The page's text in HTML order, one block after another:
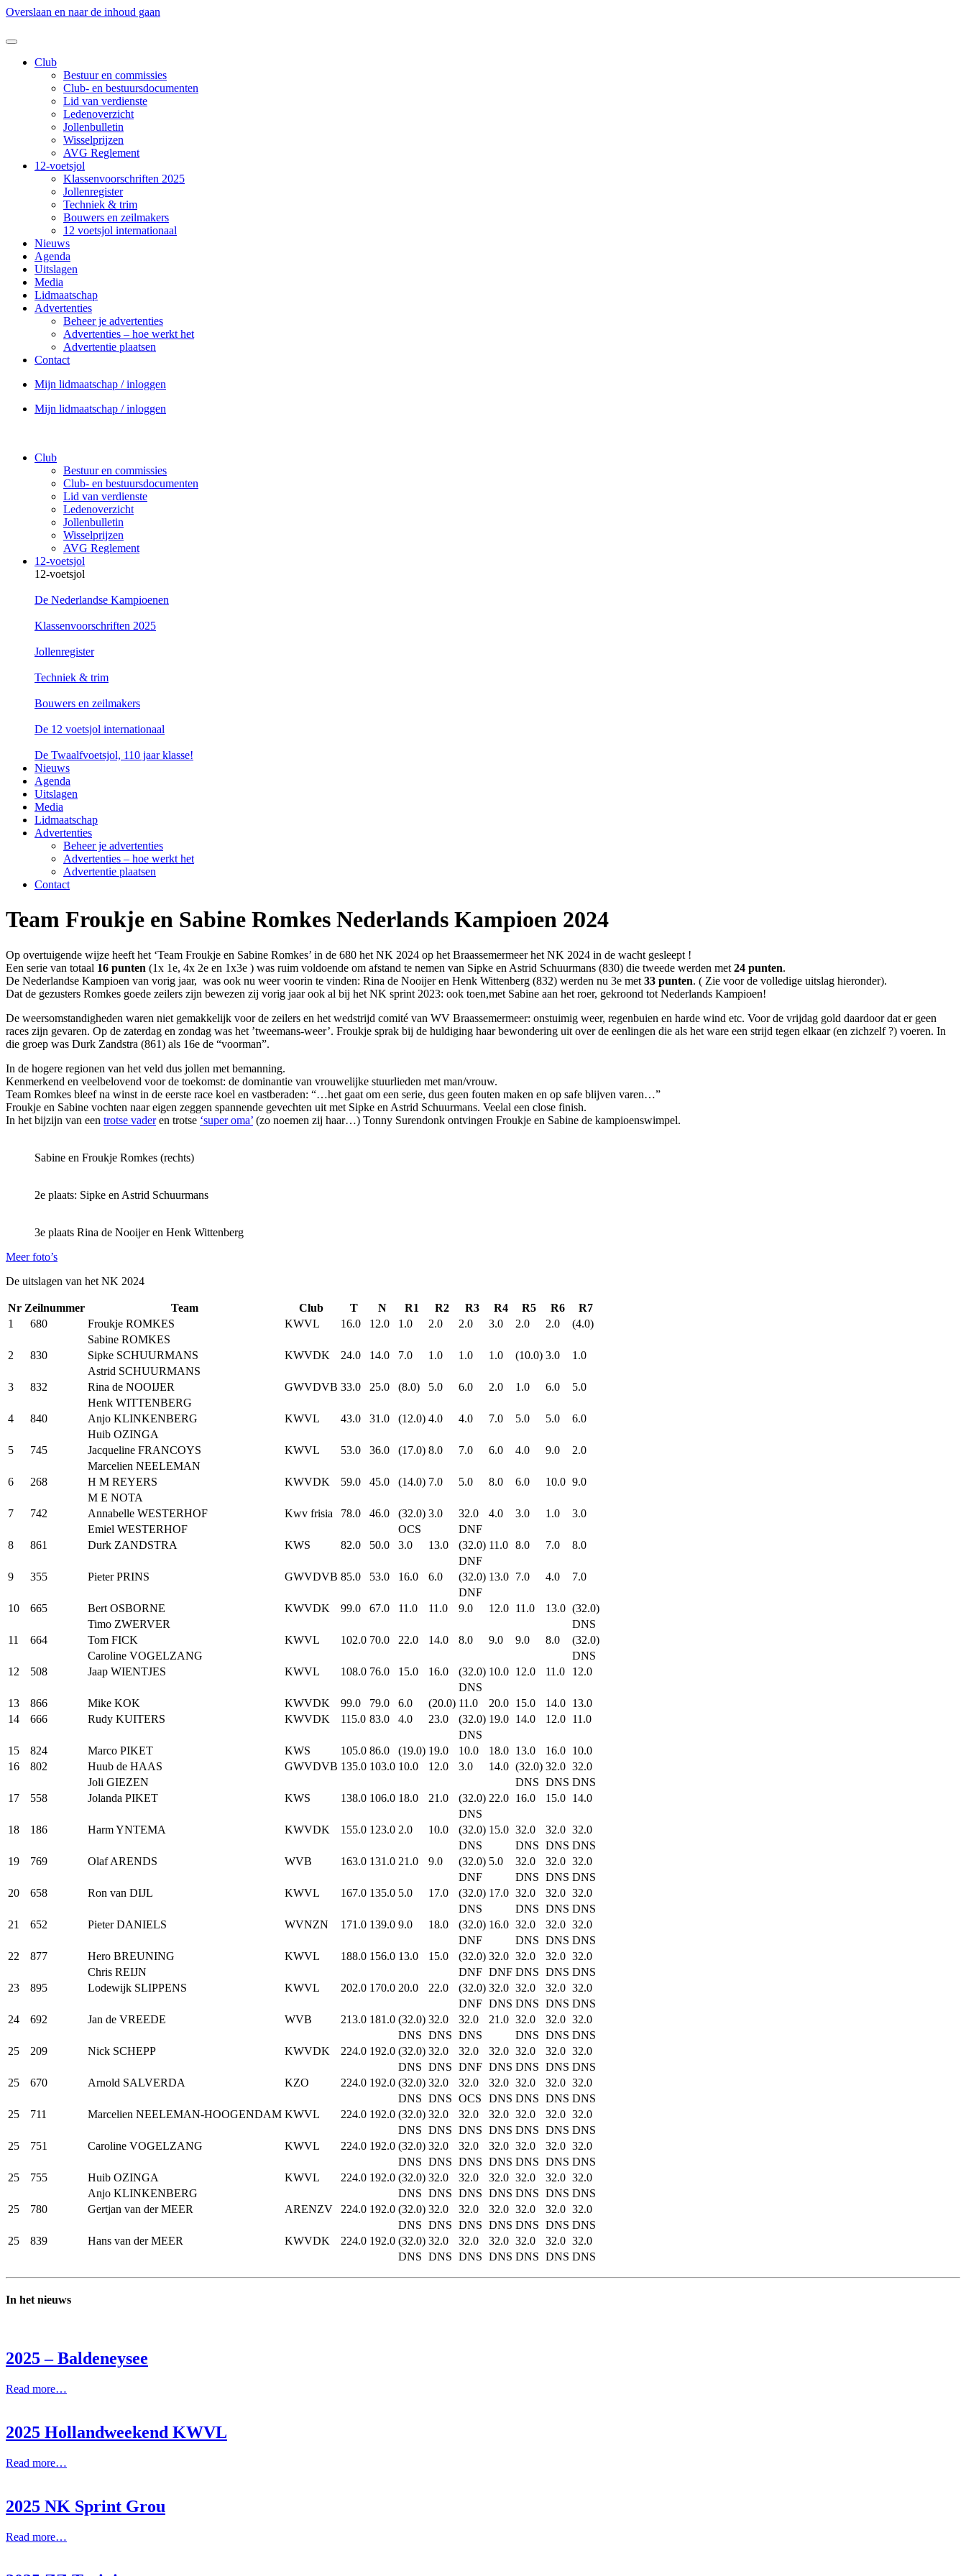
Overslaan en naar de inhoud gaan
Club
Bestuur en commissies
Club- en bestuursdocumenten
Lid van verdienste
Ledenoverzicht
Jollenbulletin
Wisselprijzen
AVG Reglement
12-voetsjol
Klassenvoorschriften 2025
Jollenregister
Techniek & trim
Bouwers en zeilmakers
12 voetsjol internationaal
Nieuws
Agenda
Uitslagen
Media
Lidmaatschap
Advertenties
Beheer je advertenties
Advertenties – hoe werkt het
Advertentie plaatsen
Contact
Mijn lidmaatschap / inloggen
Mijn lidmaatschap / inloggen
Club
Bestuur en commissies
Club- en bestuursdocumenten
Lid van verdienste
Ledenoverzicht
Jollenbulletin
Wisselprijzen
AVG Reglement
12-voetsjol
12-voetsjol
De Nederlandse Kampioenen
Klassenvoorschriften 2025
Jollenregister
Techniek & trim
Bouwers en zeilmakers
De 12 voetsjol internationaal
De Twaalfvoetsjol, 110 jaar klasse!
Nieuws
Agenda
Uitslagen
Media
Lidmaatschap
Advertenties
Beheer je advertenties
Advertenties – hoe werkt het
Advertentie plaatsen
Contact
Team Froukje en Sabine Romkes Nederlands Kampioen 2024
Op overtuigende wijze heeft het ‘Team Froukje en Sabine Romkes’ in de 680 het NK 2024 op het Braassemermeer het NK 2024 in de wacht gesleept !
Een serie van totaal 16 punten (1x 1e, 4x 2e en 1x3e ) was ruim voldoende om afstand te nemen van Sipke en Astrid Schuurmans (830) die tweede werden met 24 punten.
De Nederlandse Kampioen van vorig jaar, was ook nu weer voorin te vinden: Rina de Nooijer en Henk Wittenberg (832) werden nu 3e met 33 punten. ( Zie voor de volledige uitslag hieronder).
Dat de gezusters Romkes goede zeilers zijn bewezen zij vorig jaar ook al bij het NK sprint 2023: ook toen,met Sabine aan het roer, gekroond tot Nederlands Kampioen!
De weersomstandigheden waren niet gemakkelijk voor de zeilers en het wedstrijd comité van WV Braassemermeer: onstuimig weer, regenbuien en harde wind etc. Voor de vrijdag gold daardoor dat er geen
races zijn gevaren. Op de zaterdag en zondag was het ’tweemans-weer’. Froukje sprak bij de huldiging haar bewondering uit over de eenlingen die als het ware een strijd tegen elkaar (en zichzelf ?) voeren. In
die groep was Durk Zandstra (861) als 16e de “voorman”.
In de hogere regionen van het veld dus jollen met bemanning.
Kenmerkend en veelbelovend voor de toekomst: de dominantie van vrouwelijke stuurlieden met man/vrouw.
Team Romkes bleef na winst in de eerste race koel en vastberaden: “…het gaat om een serie, dus geen fouten maken en op safe blijven varen…”
Froukje en Sabine vochten naar eigen zeggen spannende gevechten uit met Sipke en Astrid Schuurmans. Veelal een close finish.
In het bijzijn van een trotse vaderen trotse ‘super oma’ (zo noemen zij haar…) Tonny Surendonk ontvingen Froukje en Sabine de kampioenswimpel.
Sabine en Froukje Romkes (rechts)
2e plaats: Sipke en Astrid Schuurmans
3e plaats Rina de Nooijer en Henk Wittenberg
Meer foto’s
De uitslagen van het NK 2024
Nr Zeilnummer Team Club T N R1 R2 R3 R4 R5 R6
R7
1
680 Froukje ROMKES KWVL 16.0 12.0 1.0 2.0 2.0 3.0 2.0 2.0
(4.0)
Sabine ROMKES
2
830 Sipke SCHUURMANS KWVDK 24.0 14.0 7.0 1.0 1.0 1.0 (10.0) 3.0
1.0
Astrid SCHUURMANS
3
832 Rina de NOOIJER GWVDVB 33.0 25.0 (8.0) 5.0 6.0 2.0 1.0 6.0
5.0
Henk WITTENBERG
4
840 Anjo KLINKENBERG KWVL 43.0 31.0 (12.0) 4.0 4.0 7.0 5.0 5.0
6.0
Huib OZINGA
5
745 Jacqueline FRANCOYS KWVL 53.0 36.0 (17.0) 8.0 7.0 6.0 4.0 9.0
2.0
Marcelien NEELEMAN
6
268 H M REYERS KWVDK 59.0 45.0 (14.0) 7.0 5.0 8.0 6.0 10.0 9.0
M E NOTA
7
742 Annabelle WESTERHOF Kwv frisia 78.0 46.0 (32.0) 3.0 32.0 4.0 3.0 1.0
3.0
Emiel WESTERHOF
OCS
DNF
8
861 Durk ZANDSTRA KWS 82.0 50.0 3.0 13.0 (32.0) 11.0 8.0 7.0
8.0
DNF
9
355 Pieter PRINS GWVDVB 85.0 53.0 16.0 6.0 (32.0) 13.0 7.0 4.0
7.0
DNF
10
665 Bert OSBORNE KWVDK 99.0 67.0 11.0 11.0 9.0 12.0 11.0 13.0 (32.0)
Timo ZWERVER
DNS
11
664 Tom FICK KWVL 102.0 70.0 22.0 14.0 8.0 9.0 9.0 8.0
(32.0)
Caroline VOGELZANG
DNS
12
508 Jaap WIENTJES KWVL 108.0 76.0 15.0 16.0 (32.0) 10.0 12.0 11.0
12.0
DNS
13
866 Mike KOK KWVDK 99.0 79.0 6.0 (20.0) 11.0 20.0 15.0 14.0 13.0
14
666 Rudy KUITERS KWVDK 115.0 83.0 4.0 23.0 (32.0) 19.0 14.0 12.0 11.0
DNS
15
824 Marco PIKET KWS 105.0 86.0 (19.0) 19.0 10.0 18.0 13.0 16.0 10.0
16
802 Huub de HAAS GWVDVB 135.0 103.0 10.0 12.0 3.0 14.0 (32.0) 32.0 32.0
Joli GIEZEN
DNS DNS DNS
17
558 Jolanda PIKET KWS 138.0 106.0 18.0 21.0 (32.0) 22.0 16.0 15.0 14.0
DNS
18
186 Harm YNTEMA KWVDK 155.0 123.0 2.0 10.0 (32.0) 15.0 32.0 32.0 32.0
DNS
DNS DNS DNS
19
769 Olaf ARENDS WVB 163.0 131.0 21.0 9.0 (32.0) 5.0 32.0 32.0 32.0
DNF
DNS DNS DNS
20
658 Ron van DIJL KWVL 167.0 135.0 5.0 17.0 (32.0) 17.0 32.0 32.0 32.0
DNS
DNS DNS DNS
21
652 Pieter DANIELS WVNZN 171.0 139.0 9.0 18.0 (32.0) 16.0 32.0 32.0 32.0
DNF
DNS DNS DNS
22
877 Hero BREUNING KWVL 188.0 156.0 13.0 15.0 (32.0) 32.0 32.0 32.0 32.0
Chris REIJN
DNF DNF DNS DNS DNS
23
895 Lodewijk SLIPPENS KWVL 202.0 170.0 20.0 22.0 (32.0) 32.0 32.0 32.0 32.0
DNF DNS DNS DNS DNS
24
692 Jan de VREEDE WVB 213.0 181.0 (32.0) 32.0 32.0 21.0 32.0 32.0 32.0
DNS DNS DNS DNS DNS DNS
25
209 Nick SCHEPP KWVDK 224.0 192.0 (32.0) 32.0 32.0 32.0 32.0 32.0 32.0
DNS DNS DNF DNS DNS DNS DNS
25
670 Arnold SALVERDA KZO 224.0 192.0 (32.0) 32.0 32.0 32.0 32.0 32.0 32.0
DNS DNS OCS DNS DNS DNS DNS
25
711 Marcelien NEELEMAN-HOOGENDAM KWVL 224.0 192.0 (32.0) 32.0 32.0 32.0 32.0 32.0 32.0
DNS DNS DNS DNS DNS DNS DNS
25
751 Caroline VOGELZANG KWVL 224.0 192.0 (32.0) 32.0 32.0 32.0 32.0 32.0 32.0
DNS DNS DNS DNS DNS DNS DNS
25
755 Huib OZINGA KWVL 224.0 192.0 (32.0) 32.0 32.0 32.0 32.0 32.0 32.0
Anjo KLINKENBERG
DNS DNS DNS DNS DNS DNS DNS
25
780 Gertjan van der MEER ARENZV 224.0 192.0 (32.0) 32.0 32.0 32.0 32.0 32.0 32.0
DNS DNS DNS DNS DNS DNS DNS
25
839 Hans van der MEER KWVDK 224.0 192.0 (32.0) 32.0 32.0 32.0 32.0 32.0 32.0
DNS DNS DNS DNS DNS DNS DNS
In het nieuws
2025 – Baldeneysee
Read more…
2025 Hollandweekend KWVL
Read more…
2025 NK Sprint Grou
Read more…